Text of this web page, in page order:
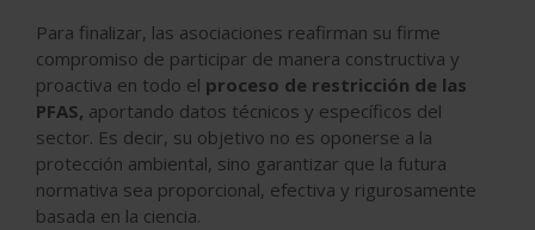
Para finalizar, las asociaciones reafirman su firme
compromiso de participar de manera constructiva y
proactiva en todo el proceso de restricción de las
PFAS, aportando datos técnicos y específicos del
sector. Es decir, su objetivo no es oponerse a la
protección ambiental, sino garantizar que la futura
normativa sea proporcional, efectiva y rigurosamente
basada en la ciencia.